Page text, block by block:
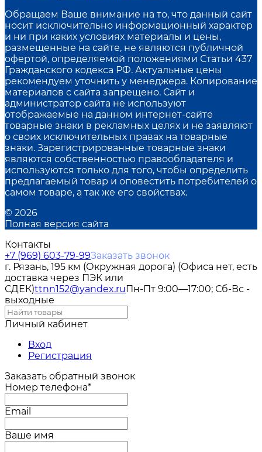
Обращаем Ваше внимание на то, что данный сайт
носит исключительно информационный характер
и ни при каких условиях материалы и цены,
размещенные на сайте, не являются публичной
офертой, определяемой положениями Статьи 437
Гражданского кодекса РФ. Актуальные цены
рекомендуем уточнить у менеджера. Копирование
материалов с сайта запрещено. Сайт и
администратор сайта не используют
отображаемые на данном интернет-сайте
товарные знаки в рекламных целях и не заявляют
о своих исключительных правах на товарные
знаки. Зарегистрированные товарные знаки
являются собственностью правообладателя и
используются только для того, чтобы определить
предлагаемый товар и оповестить потребителей о
самом товаре, а так же его свойствах.
© 2026
Полная версия сайта
Контакты
+7 (969) 603-79-99Заказать звонок
г. Рязань, 195 км (Окружная дорога) (Офиса нет, есть
доставка через ПЭК или
СДЕК)ttnn152@yandex.ruПн-Пт 9:00—17:00; Сб-Вс -
выходные
Личный кабинет
Вход
Регистрация
Заказать обратный звонок
Номер телефона*
Email
Ваше имя